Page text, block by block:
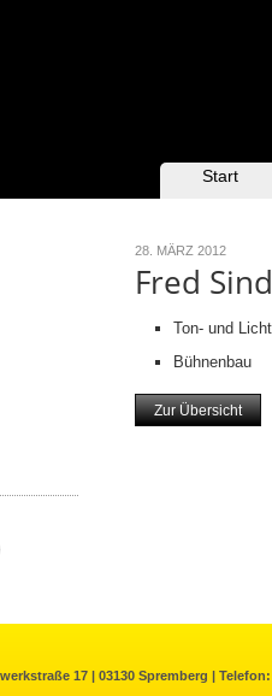
Start
28. MÄRZ 2012
Fred
Ton- und
Bühnenbau
Zur Übersicht
17 | 03130 Spremberg | Telefon: